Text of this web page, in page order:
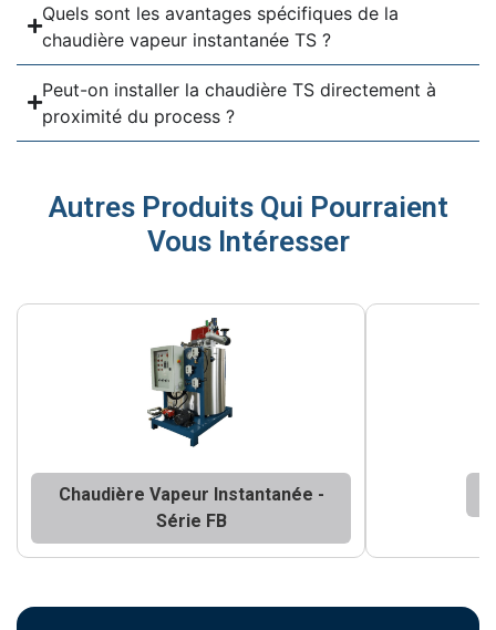
Quels sont les avantages spécifiques de la
chaudière vapeur instantanée TS ?
Peut-on installer la chaudière TS directement à
proximité du process ?
Autres Produits Qui Pourraient
Vous Intéresser
Chaudière Vapeur Instantanée -
Série FB